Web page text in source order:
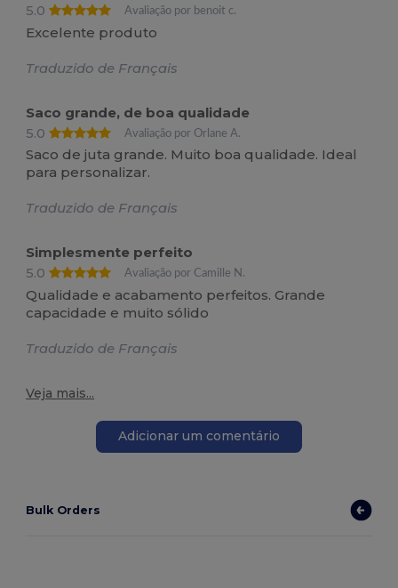
5.0 Avaliação por benoit c.
Excelente produto
Traduzido de Français
Saco grande, de boa qualidade
5.0
Avaliação por Orlane A.
Saco de juta grande. Muito boa qualidade. Ideal
para personalizar.
Traduzido de Français
Simplesmente perfeito
5.0
Avaliação por Camille N.
Qualidade e acabamento perfeitos. Grande
capacidade e muito sólido
Traduzido de Français
Veja mais...
Adicionar um comentário
Bulk Orders